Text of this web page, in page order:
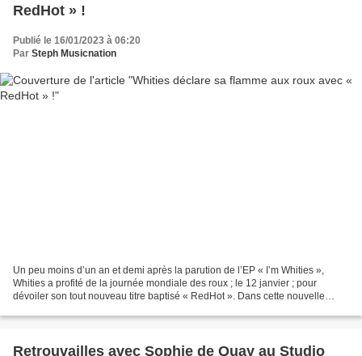
RedHot » !
Publié le 16/01/2023 à 06:20
Par Steph Musicnation
Un peu moins d’un an et demi après la parution de l’EP « I’m Whities »,
Whities a profité de la journée mondiale des roux ; le 12 janvier ; pour
dévoiler son tout nouveau titre baptisé « RedHot ». Dans cette nouvelle
Retrouvailles avec Sophie de Quay au Studio